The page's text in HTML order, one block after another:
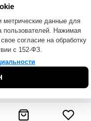
чтобы помочь
лучший
использование
рекламных и
не хотите, чтобы
в своём
данные для
пользователей. Нажимая
согласие на обработку
с 152-ФЗ.